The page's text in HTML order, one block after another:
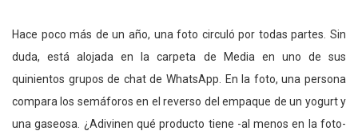
Hace poco más de un año, una foto circuló por todas partes. Sin
duda, está alojada en la carpeta de Media en uno de sus
quinientos grupos de chat de WhatsApp. En la foto, una persona
compara los semáforos en el reverso del empaque de un yogurt y
una gaseosa. ¿Adivinen qué producto tiene -al menos en la foto-